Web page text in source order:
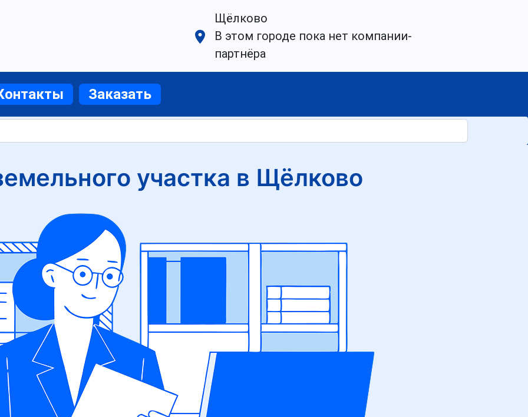
Щёлково
В этом городе пока нет компании-
партнёра
Заказать
участка в Щёлково